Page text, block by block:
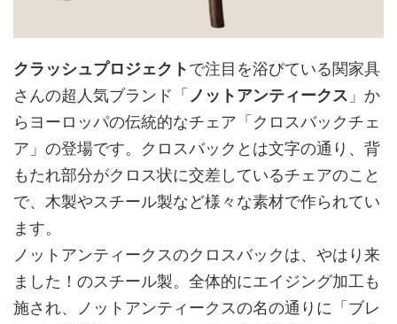
クラッシュプロジェクトで注目を浴びている関家具
さんの超人気ブランド「 ノットアンティークス 」か
らヨーロッパの伝統的なチェア「クロスバックチェ
ア」の登場です。クロスバックとは文字の通り、背
もたれ部分がクロス状に交差しているチェアのこと
で、木製やスチール製など様々な素材で作られてい
ます。
ノットアンティークスのクロスバックは、やはり来
ました！のスチール製。全体的にエイジング加工も
施され、ノットアンティークスの名の通りに「ブレ